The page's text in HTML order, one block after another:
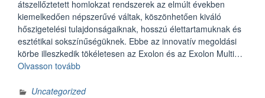
átszellőztetett homlokzat rendszerek az elmúlt években
kiemelkedően népszerűvé váltak, köszönhetően kiváló
hőszigetelési tulajdonságaiknak, hosszú élettartamuknak és
esztétikai sokszínűségüknek. Ebbe az innovatív megoldási
körbe illeszkedik tökéletesen az Exolon és az Exolon Multi…
Olvasson tovább„Exolon
Exolon
Uncategorized